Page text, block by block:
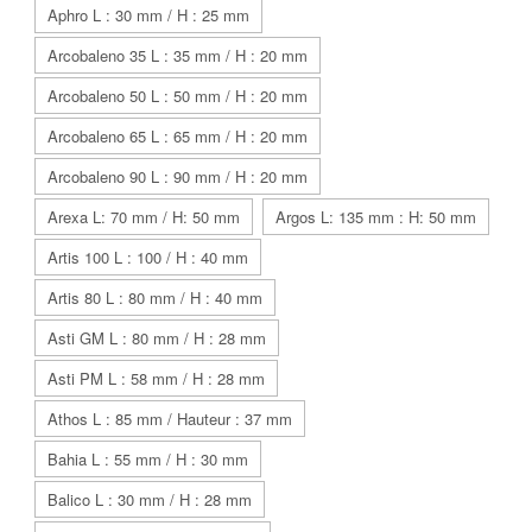
Aphro L : 30 mm / H : 25 mm
Arcobaleno 35 L : 35 mm / H : 20 mm
Arcobaleno 50 L : 50 mm / H : 20 mm
Arcobaleno 65 L : 65 mm / H : 20 mm
Arcobaleno 90 L : 90 mm / H : 20 mm
Arexa L: 70 mm / H: 50 mm
Argos L: 135 mm : H: 50 mm
Artis 100 L : 100 / H : 40 mm
Artis 80 L : 80 mm / H : 40 mm
Asti GM L : 80 mm / H : 28 mm
Asti PM L : 58 mm / H : 28 mm
Athos L : 85 mm / Hauteur : 37 mm
Bahia L : 55 mm / H : 30 mm
Balico L : 30 mm / H : 28 mm